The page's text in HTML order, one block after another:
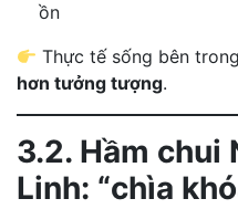
ồn
Thực tế sống bên
hơn tưởng tượng.
3.2. Hầm chui
Linh: “chìa